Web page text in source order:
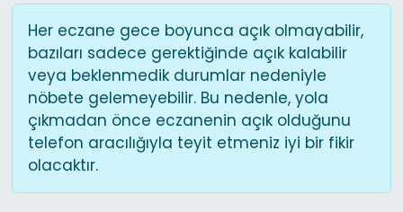
Her eczane gece boyunca açık olmayabilir,
bazıları sadece gerektiğinde açık kalabilir
veya beklenmedik durumlar nedeniyle
nöbete gelemeyebilir. Bu nedenle, yola
çıkmadan önce eczanenin açık olduğunu
telefon aracılığıyla teyit etmeniz iyi bir fikir
olacaktır.